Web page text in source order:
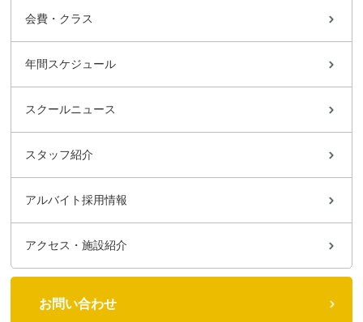
会費・クラス
年間スケジュール
スクールニュース
スタッフ紹介
アルバイト採用情報
アクセス・施設紹介
お問い合わせ